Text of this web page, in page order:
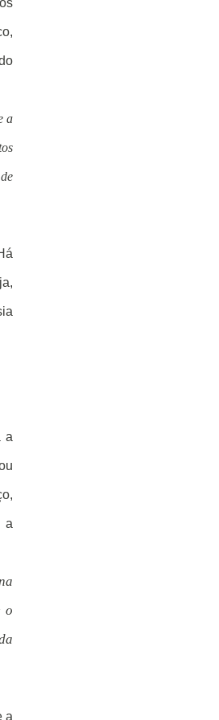
a
a
a
o
a